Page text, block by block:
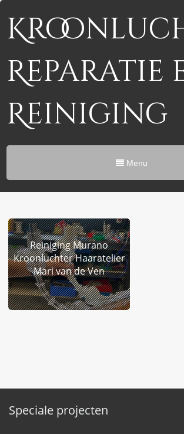
Reparatie
Reiniging
Menu
Reiniging Murano
Kroonluchter Haaratelier
Mari van de Ven
Speciale projecten